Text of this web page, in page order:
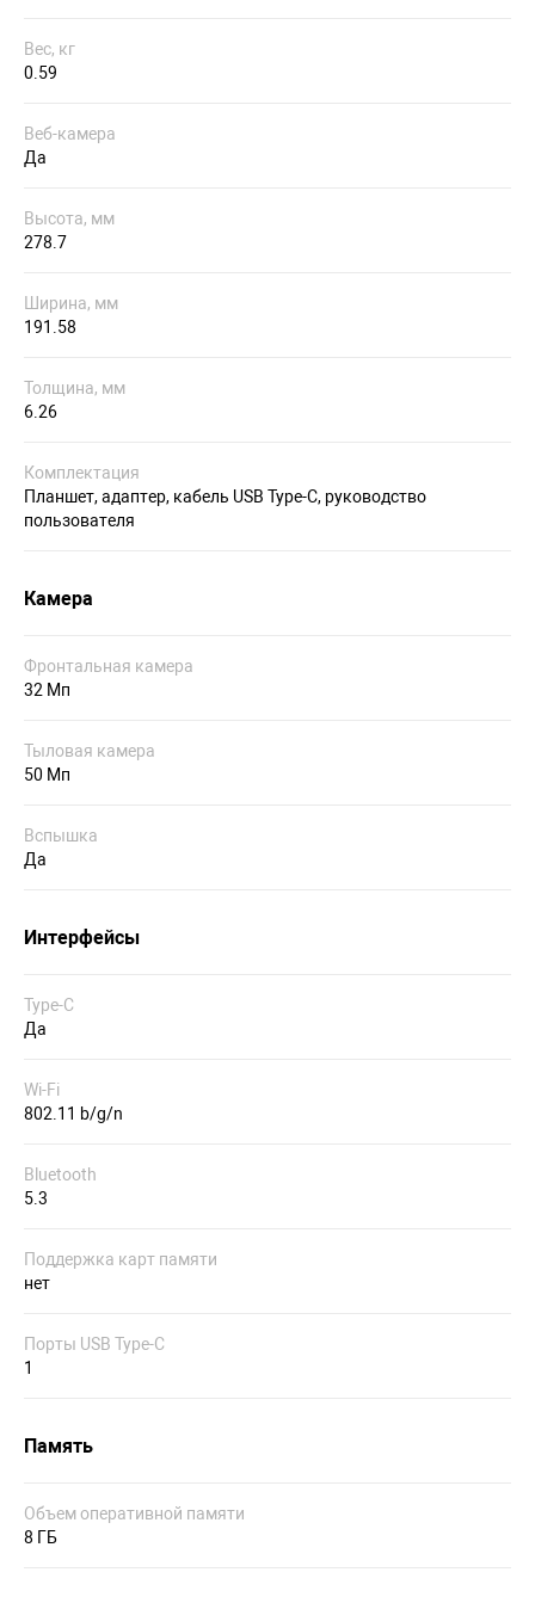
Вес, кг
0.59
Веб-камера
Да
Высота, мм
278.7
Ширина, мм
191.58
Толщина, мм
6.26
Комплектация
Планшет, адаптер, кабель USB Type-C, руководство
пользователя
Камера
Фронтальная камера
32 Мп
Тыловая камера
50 Мп
Вспышка
Да
Интерфейсы
Type-C
Да
Wi-Fi
802.11 b/g/n
Bluetooth
5.3
Поддержка карт памяти
нет
Порты USB Type-C
1
Память
Объем оперативной памяти
8 ГБ